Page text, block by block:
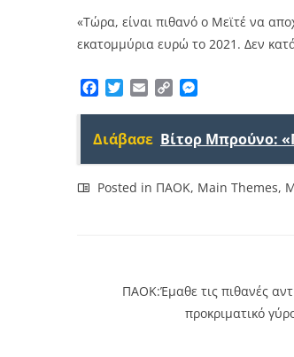
«Τώρα, είναι πιθανό ο Μεϊτέ να
εκατομμύρια ευρώ το 2021. Δεν
Facebook
TwitterEmailCopy
Διάβασε Βίτορ Μπρούνο:
Posted in ΠΑΟΚ, Main Themes,
ΠΑΟΚ:Έμαθε τις πιθανές
προκριματικό